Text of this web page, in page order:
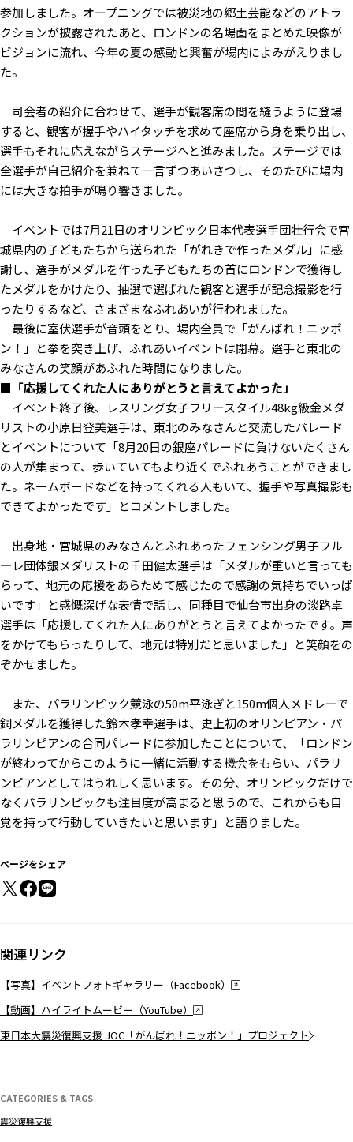
参加しました。オープニングでは被災地の郷土芸能などのアトラ
クションが披露されたあと、ロンドンの名場面をまとめた映像が
ビジョンに流れ、今年の夏の感動と興奮が場内によみがえりまし
た。
司会者の紹介に合わせて、選手が観客席の間を縫うように登場
すると、観客が握手やハイタッチを求めて座席から身を乗り出し、
選手もそれに応えながらステージへと進みました。ステージでは
全選手が自己紹介を兼ねて一言ずつあいさつし、そのたびに場内
には大きな拍手が鳴り響きました。
イベントでは7月21日のオリンピック日本代表選手団壮行会で宮
城県内の子どもたちから送られた「がれきで作ったメダル」に感
謝し、選手がメダルを作った子どもたちの首にロンドンで獲得し
たメダルをかけたり、抽選で選ばれた観客と選手が記念撮影を行
ったりするなど、さまざまなふれあいが行われました。
最後に室伏選手が音頭をとり、場内全員で「がんばれ！ニッポ
ン！」と拳を突き上げ、ふれあいイベントは閉幕。選手と東北の
みなさんの笑顔があふれた時間になりました。
■「応援してくれた人にありがとうと言えてよかった」
イベント終了後、レスリング女子フリースタイル48kg級金メダ
リストの小原日登美選手は、東北のみなさんと交流したパレード
とイベントについて「8月20日の銀座パレードに負けないたくさん
の人が集まって、歩いていてもより近くでふれあうことができまし
た。ネームボードなどを持ってくれる人もいて、握手や写真撮影も
できてよかったです」とコメントしました。
出身地・宮城県のみなさんとふれあったフェンシング男子フル
―レ団体銀メダリストの千田健太選手は「メダルが重いと言っても
らって、地元の応援をあらためて感じたので感謝の気持ちでいっぱ
いです」と感慨深げな表情で話し、同種目で仙台市出身の淡路卓
選手は「応援してくれた人にありがとうと言えてよかったです。声
をかけてもらったりして、地元は特別だと思いました」と笑顔をの
ぞかせました。
また、パラリンピック競泳の50m平泳ぎと150m個人メドレーで
銅メダルを獲得した鈴木孝幸選手は、史上初のオリンピアン・パ
ラリンピアンの合同パレードに参加したことについて、「ロンドン
が終わってからこのように一緒に活動する機会をもらい、パラリ
ンピアンとしてはうれしく思います。その分、オリンピックだけで
なくパラリンピックも注目度が高まると思うので、これからも自
覚を持って行動していきたいと思います」と語りました。
ページをシェア
関連リンク
【写真】イベントフォトギャラリー（Facebook）
【動画】ハイライトムービー（YouTube）
東日本大震災復興支援 JOC「がんばれ！ニッポン！」プロジェクト
CATEGORIES & TAGS
震災復興支援